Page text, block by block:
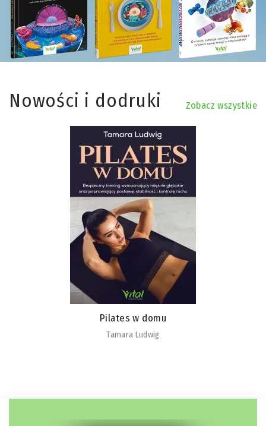
Nowości i dodruki Zobacz wszystkie
Jak wzmocnić odporność psychiczną i obniżyć poziom
stresu